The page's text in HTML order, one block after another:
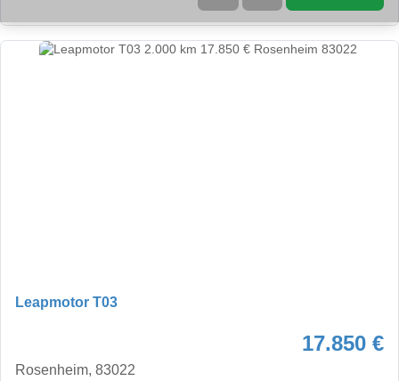
Leapmotor T03
17.850 €
Rosenheim, 83022